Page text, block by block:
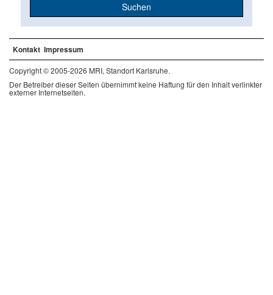
Suchen
Kontakt Impressum
Copyright © 2005-2026 MRI, Standort Karlsruhe.
Der Betreiber dieser Seiten übernimmt keine Haftung für den Inhalt verlinkter
externer Internetseiten.